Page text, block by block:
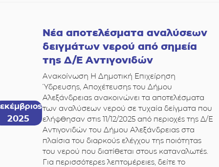
2025
Νέα αποτελέσματα αναλύσεων
δειγμάτων νερού από σημεία
της Δ/Ε Αντιγονιδών
Ανακοίνωση Η Δημοτική Επιχείρηση
Ύδρευσης, Αποχέτευσης του Δήμου
Αλεξάνδρειας ανακοινώνει τα αποτελέσματα
των αναλύσεων νερού σε τυχαία δείγματα που
ελήφθησαν στις 11/12/2025 από περιοχές της Δ/Ε
Αντιγονιδών του Δήμου Αλεξάνδρειας στα
πλαίσια του διαρκούς ελέγχου της ποιότητας
του νερού που διατίθεται στους καταναλωτές.
Για περισσότερες λεπτομέρειες, δείτε το